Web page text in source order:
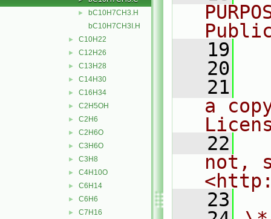
►
bC10H7CH3.H
bC10H7CH3I.H
► C10H22
► C12H26
► C13H28
► C14H30
► C16H34
► C2H5OH
► C2H6
► C2H6O
► C3H6O
► C3H8
► C4H10O
► C6H14
► C6H6
► C7H16
   19
   20
   21
a
   22
not,
   23